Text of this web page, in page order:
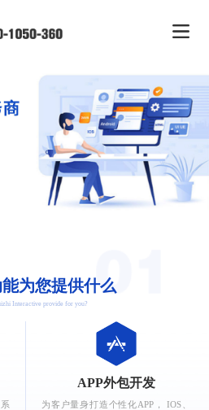
为您提供什么
What can Ruizhi Interactive provide for you?
APP外包开发
为客户量身打造个性化APP， IOS、